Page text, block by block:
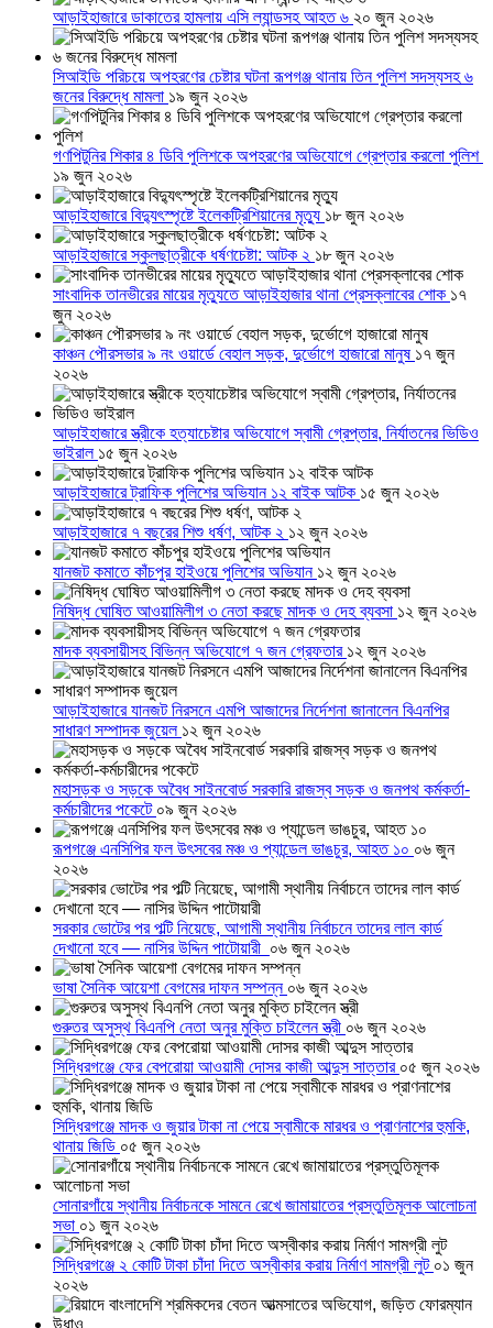
আড়াইহাজারে ডাকাতের হামলায় এসি ল্যান্ডসহ আহত ৬ ২০ জুন ২০২৬
সিআইডি পরিচয়ে অপহরণের চেষ্টার ঘটনা রূপগঞ্জ থানায় তিন পুলিশ সদস্যসহ ৬
জনের বিরুদ্ধে মামলা ১৯ জুন ২০২৬
গণপিটুনির শিকার ৪ ডিবি পুলিশকে অপহরণের অভিযোগে গ্রেপ্তার করলো পুলিশ
১৯ জুন ২০২৬
আড়াইহাজারে বিদ্যুৎস্পৃষ্টে ইলেকট্রিশিয়ানের মৃত্যু ১৮ জুন ২০২৬
আড়াইহাজারে স্কুলছাত্রীকে ধর্ষণচেষ্টা: আটক ২ ১৮ জুন ২০২৬
সাংবাদিক তানভীরের মায়ের মৃত্যুতে আড়াইহাজার থানা প্রেসক্লাবের শোক ১৭
জুন ২০২৬
কাঞ্চন পৌরসভার ৯ নং ওয়ার্ডে বেহাল সড়ক, দুর্ভোগে হাজারো মানুষ ১৭ জুন
২০২৬
আড়াইহাজারে স্ত্রীকে হত্যাচেষ্টার অভিযোগে স্বামী গ্রেপ্তার, নির্যাতনের ভিডিও
ভাইরাল ১৫ জুন ২০২৬
আড়াইহাজারে ট্রাফিক পুলিশের অভিযান ১২ বাইক আটক ১৫ জুন ২০২৬
আড়াইহাজারে ৭ বছরের শিশু ধর্ষণ, আটক ২ ১২ জুন ২০২৬
যানজট কমাতে কাঁচপুর হাইওয়ে পুলিশের অভিযান ১২ জুন ২০২৬
নিষিদ্ধ ঘোষিত আওয়ামিলীগ ৩ নেতা করছে মাদক ও দেহ ব্যবসা ১২ জুন ২০২৬
মাদক ব্যবসায়ীসহ বিভিন্ন অভিযোগে ৭ জন গ্রেফতার ১২ জুন ২০২৬
আড়াইহাজারে যানজট নিরসনে এমপি আজাদের নির্দেশনা জানালেন বিএনপির
সাধারণ সম্পাদক জুয়েল ১২ জুন ২০২৬
মহাসড়ক ও সড়কে অবৈধ সাইনবোর্ড সরকারি রাজস্ব সড়ক ও জনপথ কর্মকর্তা-
কর্মচারীদের পকেটে ০৯ জুন ২০২৬
রূপগঞ্জে এনসিপির ফল উৎসবের মঞ্চ ও প্যান্ডেল ভাঙচুর, আহত ১০ ০৬ জুন
২০২৬
সরকার ভোটের পর পল্টি নিয়েছে, আগামী স্থানীয় নির্বাচনে তাদের লাল কার্ড
দেখানো হবে — নাসির উদ্দিন পাটোয়ারী ০৬ জুন ২০২৬
ভাষা সৈনিক আয়েশা বেগমের দাফন সম্পন্ন ০৬ জুন ২০২৬
গুরুতর অসুস্থ বিএনপি নেতা অনুর মুক্তি চাইলেন স্ত্রী ০৬ জুন ২০২৬
সিদ্ধিরগঞ্জে ফের বেপরোয়া আওয়ামী দোসর কাজী আব্দুস সাত্তার ০৫ জুন ২০২৬
সিদ্ধিরগঞ্জে মাদক ও জুয়ার টাকা না পেয়ে স্বামীকে মারধর ও প্রাণনাশের হুমকি,
থানায় জিডি ০৫ জুন ২০২৬
সোনারগাঁয়ে স্থানীয় নির্বাচনকে সামনে রেখে জামায়াতের প্রস্তুতিমূলক আলোচনা
সভা ০১ জুন ২০২৬
সিদ্ধিরগঞ্জে ২ কোটি টাকা চাঁদা দিতে অস্বীকার করায় নির্মাণ সামগ্রী লুট ০১ জুন
২০২৬